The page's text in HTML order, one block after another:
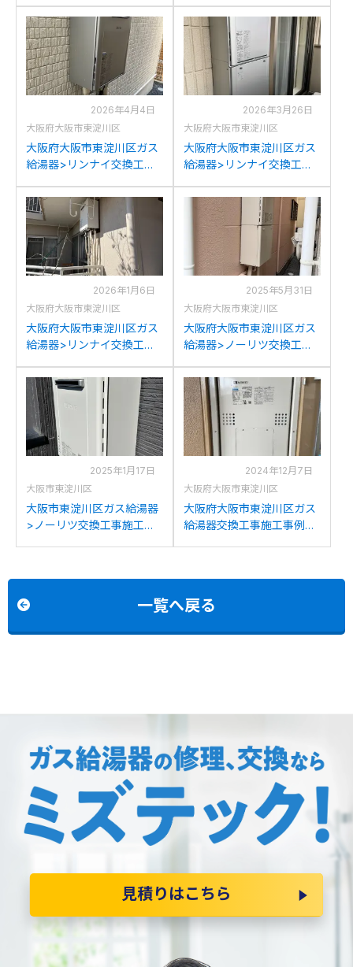
2000SAWからリンナイ
RUF-K206SAW(A)への交
換
2450SAWXからリンナイ
RUF-K2406SAW(A)への交
換
2026年4月4日
大阪府大阪市東淀川区
大阪府大阪市東淀川区ガス
給湯器>リンナイ交換工事
E245AWLからリンナイ
RUF-K2406SAW(A)への交
換
2026年3月26日
大阪府大阪市東淀川区
大阪府大阪市東淀川区ガス
給湯器>リンナイ交換工事
A2010SAW(A)からリンナ
イRUF-K206SAWへの交換
2026年1月6日
大阪府大阪市東淀川区
大阪府大阪市東淀川区ガス
給湯器>リンナイ交換工事
V1615SAWからリンナイ
RUF-A1615SAW(C)への交
換
2025年5月31日
大阪府大阪市東淀川区
大阪府大阪市東淀川区ガス
給湯器>ノーリツ交換工事
2427SAWXからノーリツ
GT-2470SAW BLへの交換
2025年1月17日
大阪市東淀川区
大阪市東淀川区ガス給湯器
>ノーリツ交換工事施工事
2024年12月7日
大阪府大阪市東淀川区
大阪府大阪市東淀川区ガス
給湯器交換工事施工事例：
一覧へ戻る
見積りはこちら